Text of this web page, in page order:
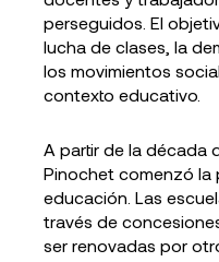
perseguidos. El
lucha de clases, la
los movimientos
contexto educativo.
A partir de la década
Pinochet comenzó la
educación. Las
través de
ser renovadas por